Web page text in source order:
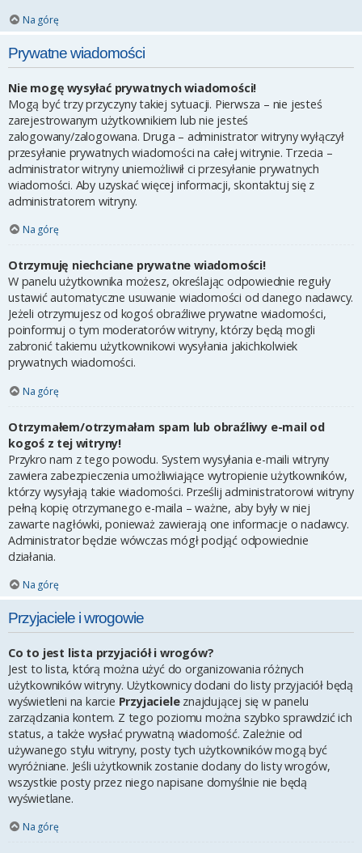
Na górę
Prywatne wiadomości
Nie mogę wysyłać prywatnych wiadomości!
Mogą być trzy przyczyny takiej sytuacji. Pierwsza – nie jesteś
zarejestrowanym użytkownikiem lub nie jesteś
zalogowany/zalogowana. Druga – administrator witryny wyłączył
przesyłanie prywatnych wiadomości na całej witrynie. Trzecia –
administrator witryny uniemożliwił ci przesyłanie prywatnych
wiadomości. Aby uzyskać więcej informacji, skontaktuj się z
administratorem witryny.
Na górę
Otrzymuję niechciane prywatne wiadomości!
W panelu użytkownika możesz, określając odpowiednie reguły
ustawić automatyczne usuwanie wiadomości od danego nadawcy.
Jeżeli otrzymujesz od kogoś obraźliwe prywatne wiadomości,
poinformuj o tym moderatorów witryny, którzy będą mogli
zabronić takiemu użytkownikowi wysyłania jakichkolwiek
prywatnych wiadomości.
Na górę
Otrzymałem/otrzymałam spam lub obraźliwy e-mail od
kogoś z tej witryny!
Przykro nam z tego powodu. System wysyłania e-maili witryny
zawiera zabezpieczenia umożliwiające wytropienie użytkowników,
którzy wysyłają takie wiadomości. Prześlij administratorowi witryny
pełną kopię otrzymanego e-maila – ważne, aby były w niej
zawarte nagłówki, ponieważ zawierają one informacje o nadawcy.
Administrator będzie wówczas mógł podjąć odpowiednie
działania.
Na górę
Przyjaciele i wrogowie
Co to jest lista przyjaciół i wrogów?
Jest to lista, którą można użyć do organizowania różnych
użytkowników witryny. Użytkownicy dodani do listy przyjaciół będą
wyświetleni na karcie Przyjacieleznajdującej się w panelu
zarządzania kontem. Z tego poziomu można szybko sprawdzić ich
status, a także wysłać prywatną wiadomość. Zależnie od
używanego stylu witryny, posty tych użytkowników mogą być
wyróżniane. Jeśli użytkownik zostanie dodany do listy wrogów,
wszystkie posty przez niego napisane domyślnie nie będą
wyświetlane.
Na górę